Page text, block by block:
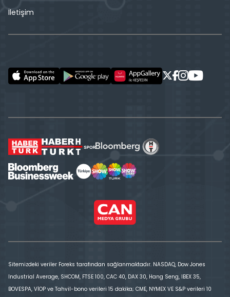
İletişim
Sitemizdeki veriler Foreks tarafından sağlanmaktadır. NASDAQ, Dow Jones
Industrial Average, SHCOM, FTSE 100, CAC 40, DAX 30, Hang Seng, IBEX 35,
BOVESPA, VİOP ve Tahvil-bono verileri 15 dakika; CME, NYMEX VE S&P verileri 10